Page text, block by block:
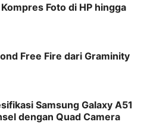
Foto di HP hingga
Free Fire dari Graminity
Samsung Galaxy A51
dengan Quad Camera